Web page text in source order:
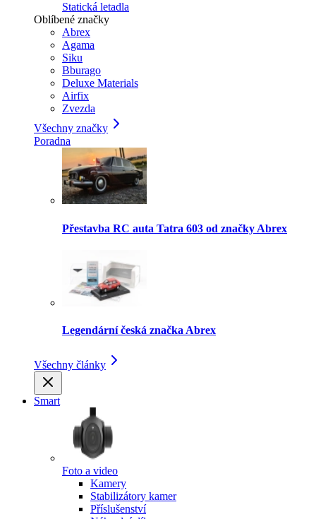
Statická letadla
Oblíbené značky
Abrex
Agama
Siku
Bburago
Deluxe Materials
Airfix
Zvezda
Všechny značky
Poradna
Přestavba RC auta Tatra 603 od značky Abrex
Legendární česká značka Abrex
Všechny články
Smart
Foto a video
Kamery
Stabilizátory kamer
Příslušenství